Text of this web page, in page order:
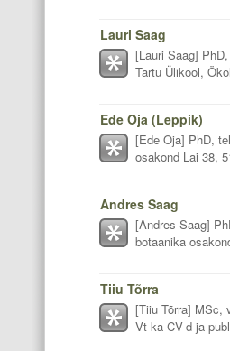
Lauri Saag
[Lauri Saag]
Tartu Ülikool,
Ede Oja (Leppik)
[Ede Oja] PhD,
osakond Lai 38,
Andres Saag
[Andres Saag]
botaanika
Tiiu Tõrra
[Tiiu Tõrra] MSc,
Vt ka CV-d ja